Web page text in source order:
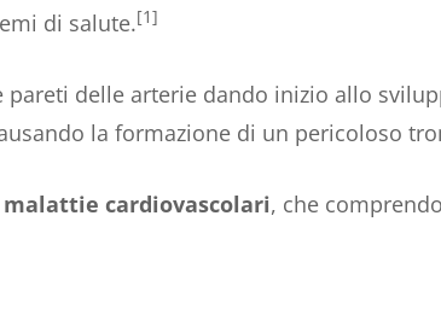
di salute.[1]
delle arterie dando inizio allo
la formazione di un pericoloso
malattie cardiovascolari, che